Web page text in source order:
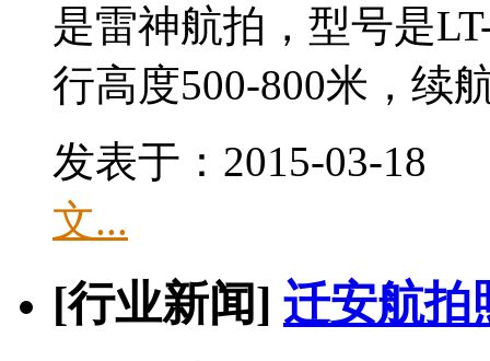
是雷神航拍，型号是
行高度500-800米，续
发表于：2015-03-
文...
[行业新闻] 迁安航拍